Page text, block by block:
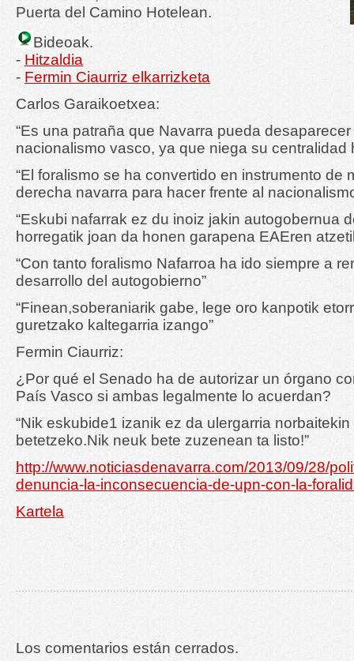
Puerta del Camino Hotelean.
Bideoak.
- Hitzaldia
- Fermin Ciaurriz elkarrizketa
Carlos Garaikoetxea:
“Es una patraña que Navarra pueda
nacionalismo vasco, ya que niega su centralidad
“El foralismo se ha convertido en instrumento de
derecha navarra para hacer frente al
“Eskubi nafarrak ez du inoiz jakin autogobernua
horregatik joan da honen garapena EAEren
“Con tanto foralismo Nafarroa ha ido siempre a
desarrollo del autogobierno”
“Finean,soberaniarik gabe, lege oro kanpotik
guretzako kaltegarria izango”
Fermin Ciaurriz:
¿Por qué el Senado ha de autorizar un órgano
País Vasco si ambas legalmente lo acuerdan?
“Nik eskubide1 izanik ez da ulergarria
betetzeko.Nik neuk bete zuzenean ta listo!”
http://www.noticiasdenavarra.com/2013/09/28/
denuncia-la-inconsecuencia-de-upn-con-la-
Kartela
Los comentarios están cerrados.